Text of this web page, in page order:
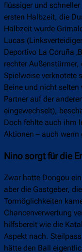
flüssiger und
ersten Halbzeit, die
Halbzeit wurde
Lucas
Deportivo La Coruña
rechter
Spielweise verknotete
Beine und nicht
Partner auf der
eingewechselt),
Doch fehlte auch ihm
Aktionen – auch wenn
Nino sorgt für die
Zwar hatte Dongou
aber die Gastgeber,
Tormöglichkeiten
Chancenverwertung
hilfsbereit wie die
Aspekt nach.
hätte den Ball